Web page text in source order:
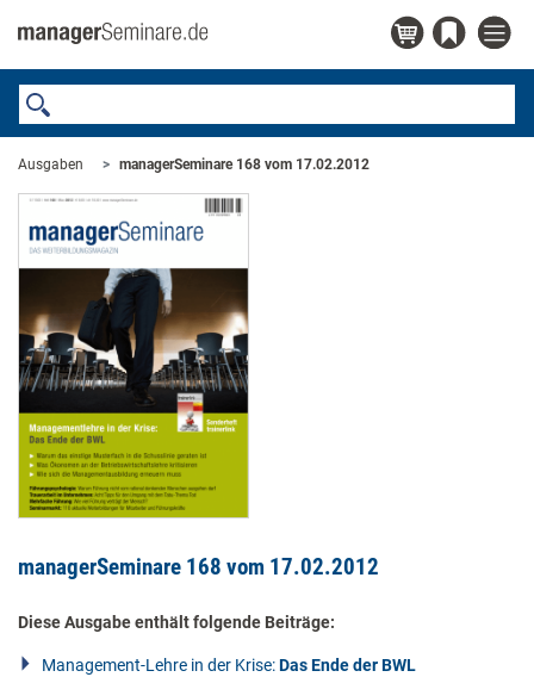
Ausgaben managerSeminare 168 vom 17.02.2012
managerSeminare 168 vom 17.02.2012
Diese Ausgabe enthält folgende Beiträge:
Management-Lehre in der Krise:Das Ende der BWL